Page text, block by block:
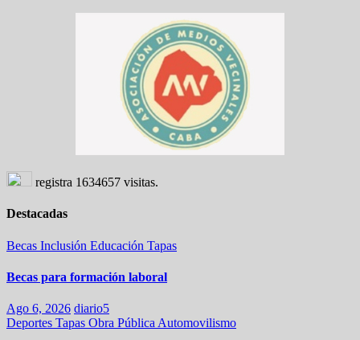
registra 1634657 visitas.
Destacadas
Becas Inclusión Educación Tapas
Becas para formación laboral
Ago 6, 2026 diario5
Deportes Tapas Obra Pública Automovilismo